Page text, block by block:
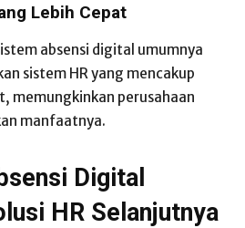
Lebih Cepat
absensi digital umumnya
sistem HR yang mencakup
memungkinkan perusahaan
manfaatnya.
Digital
HR Selanjutnya